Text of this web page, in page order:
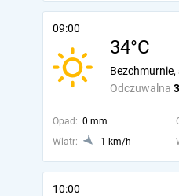
09:00
34°C
Odczuwalna
Bezchmurnie,
Opad: 0 mm
Wiatr:
1 km/h
10:00